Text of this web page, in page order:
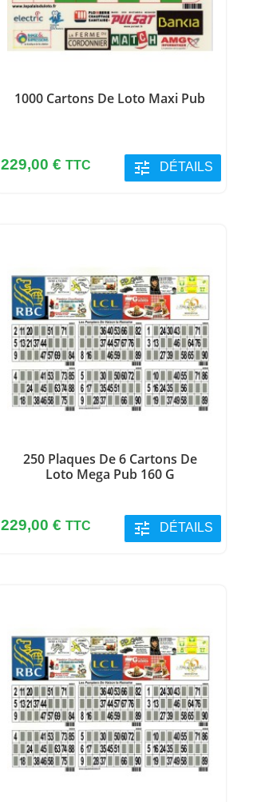
1000 Cartons De Loto Maxi Pub
Prix
229,00 € TTC tune DÉTAILS
250 Plaques De 6 Cartons De
Loto Mega Pub 160 G
Prix
229,00 € TTC tune DÉTAILS